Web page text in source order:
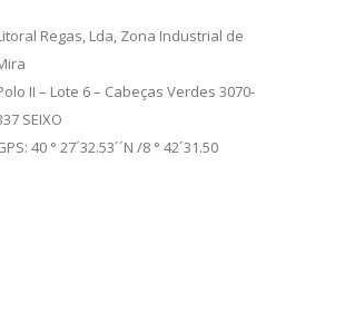
Regas, Lda, Zona Industrial de
II – Lote 6 – Cabeças Verdes 3070-
SEIXO
40 ° 27´32.53´´N /8 ° 42´31.50